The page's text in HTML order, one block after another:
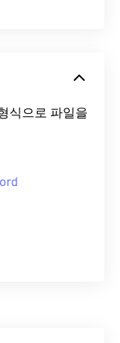
식으로 파일을